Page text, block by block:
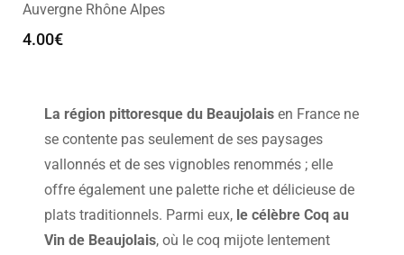
Auvergne Rhône Alpes
4.00€
La région pittoresque du Beaujolais en France ne
se contente pas seulement de ses paysages
vallonnés et de ses vignobles renommés ; elle
offre également une palette riche et délicieuse de
plats traditionnels. Parmi eux, le célèbre Coq au
Vin de Beaujolais, où le coq mijote lentement